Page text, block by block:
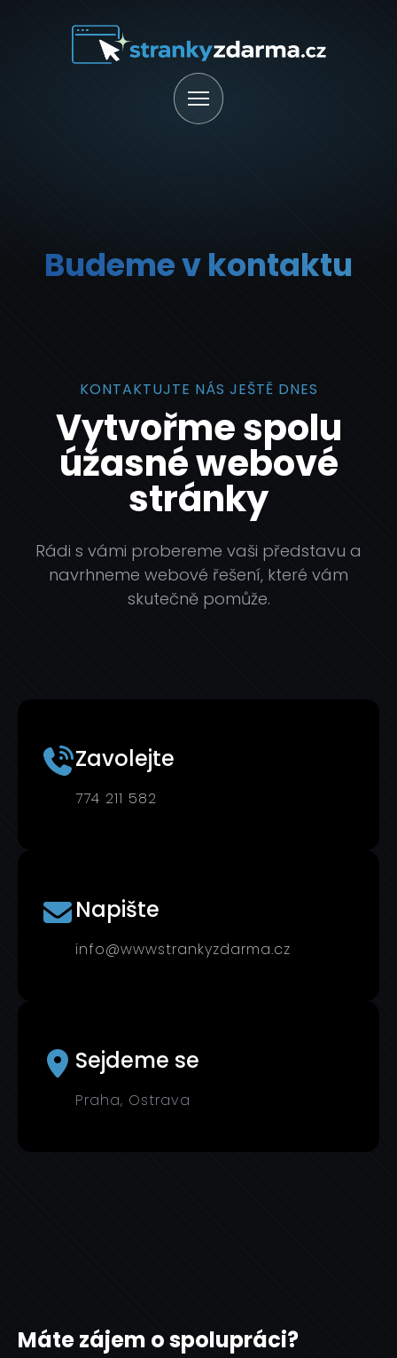
Budeme v kontaktu
KONTAKTUJTE NÁS JEŠTĚ DNES
Vytvořme spolu
úžasné webové
stránky
Rádi s vámi probereme vaši představu a
navrhneme webové řešení, které vám
skutečně pomůže.
Zavolejte
774 211 582
Napište
info@wwwstrankyzdarma.cz
Sejdeme se
Praha, Ostrava
Máte zájem o spolupráci?